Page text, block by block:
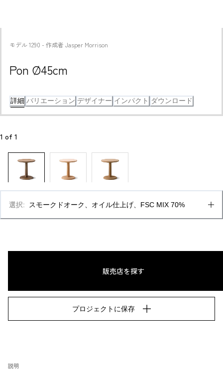
モデル1290 - 作成者 Jasper Morrison
Pon Ø45cm
詳細 バリエーション デザイナー インパクト ダウンロード
1 of 1
説明
選択: スモークドオーク、オイル仕上げ、FSC MIX 70%
販売店を探す
プロジェクトに保存